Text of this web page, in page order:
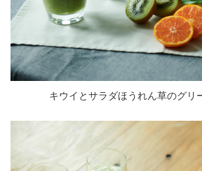
キウイとサラダほうれん草のグリ